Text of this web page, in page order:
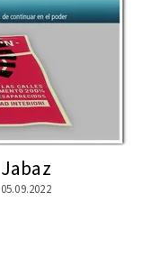
Jabaz
05.09.2022